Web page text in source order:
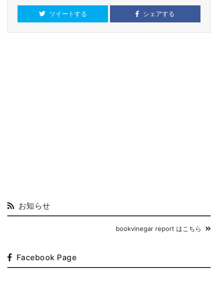
ツイートする シェアする
お知らせ
bookvinegar report はこちら
Facebook Page